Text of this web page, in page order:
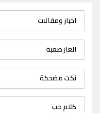
اخبار ومقالات
الغاز صعبة
نكت مضحكة
كلام حب